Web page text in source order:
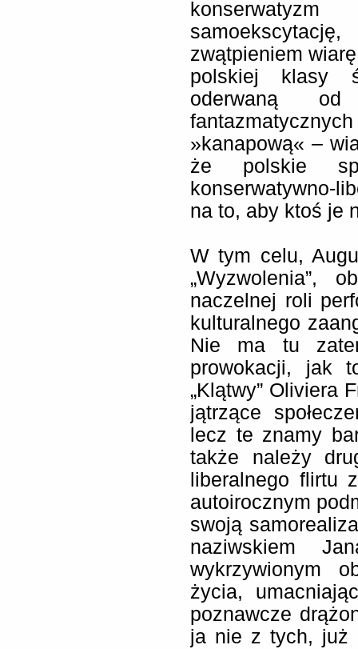
zwątpieniem
polskiej klasy
oderwaną
»kanapową« –
że polskie
konserwatywno-
na to, aby ktoś je
W tym celu,
„Wyzwolenia”,
naczelnej roli
kulturalnego
Nie ma tu
prowokacji, jak
„Klątwy” Oliviera
jątrzące
lecz te znamy
także należy
liberalnego flirtu
autoirocznym
swoją
naziwskiem
wykrzywionym
życia,
poznawcze
ja nie z tych, już